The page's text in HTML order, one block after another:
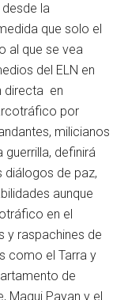
la
que solo el
al que se vea
del ELN en
directa en
por
milicianos
definirá
diálogos de paz,
aunque
en el
y raspachines de
como el Tarra y
de
Magui Payan y el